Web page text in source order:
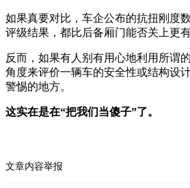
如果真要对比，车企公布的抗扭刚度
评级结果，都比后备厢门能否关上更有
反而，如果有人别有用心地利用所谓
角度来评价一辆车的安全性或结构设
警惕的地方。
这实在是在“把我们当傻子”了。
文章内容举报